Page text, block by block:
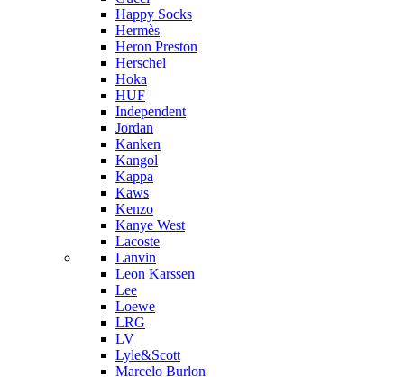
Happy Socks
Hermès
Heron Preston
Hersсhel
Hoka
HUF
Independent
Jordan
Kanken
Kangol
Kappa
Kaws
Kenzo
Kanye West
Lacoste
Lanvin
Leon Karssen
Lee
Loewe
LRG
LV
Lyle&Scott
Marcelo Burlon